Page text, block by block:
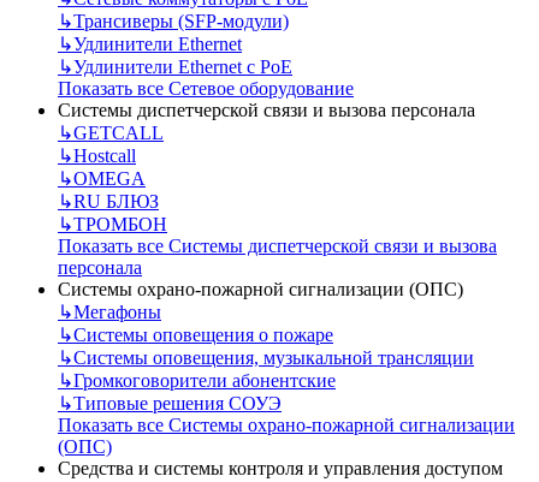
↳Трансиверы (SFP-модули)
↳Удлинители Ethernet
↳Удлинители Ethernet с PoE
Показать все Сетевое оборудование
Системы диспетчерской связи и вызова персонала
↳GETCALL
↳Hostcall
↳OMEGA
↳RU БЛЮЗ
↳ТРОМБОН
Показать все Системы диспетчерской связи и вызова
персонала
Системы охрано-пожарной сигнализации (ОПС)
↳Мегафоны
↳Системы оповещения о пожаре
↳Системы оповещения, музыкальной трансляции
↳Громкоговорители абонентские
↳Типовые решения СОУЭ
Показать все Системы охрано-пожарной сигнализации
(ОПС)
Средства и системы контроля и управления доступом